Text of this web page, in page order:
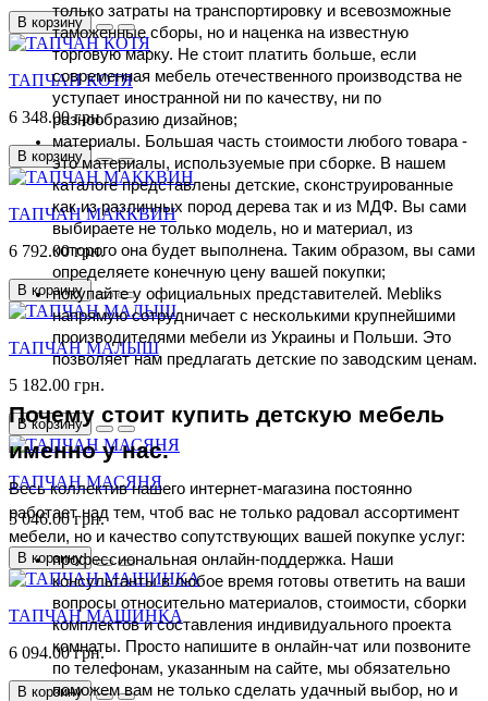
только затраты на транспортировку и всевозможные
таможенные сборы, но и наценка на известную
торговую марку. Не стоит платить больше, если
современная мебель отечественного производства не
уступает иностранной ни по качеству, ни по
разнообразию дизайнов;
материалы. Большая часть стоимости любого товара -
это материалы, используемые при сборке. В нашем
каталоге представлены детские, сконструированные
как из различных пород дерева так и из МДФ. Вы сами
выбираете не только модель, но и материал, из
которого она будет выполнена. Таким образом, вы сами
определяете конечную цену вашей покупки;
покупайте у официальных представителей. Mebliks
напрямую сотрудничает с несколькими крупнейшими
производителями мебели из Украины и Польши. Это
позволяет нам предлагать детские по заводским ценам.
Почему стоит купить детскую мебель
именно у нас.
Весь коллектив нашего интернет-магазина постоянно
работает над тем, чтоб вас не только радовал ассортимент
мебели, но и качество сопутствующих вашей покупке услуг:
профессиональная онлайн-поддержка. Наши
консультанты в любое время готовы ответить на ваши
вопросы относительно материалов, стоимости, сборки
комплектов и составления индивидуального проекта
комнаты. Просто напишите в онлайн-чат или позвоните
по телефонам, указанным на сайте, мы обязательно
поможем вам не только сделать удачный выбор, но и
В корзину
ТАПЧАН КОТЯ
6 348.00 грн.
В корзину
ТАПЧАН МАККВИН
6 792.00 грн.
В корзину
ТАПЧАН МАЛЫШ
5 182.00 грн.
В корзину
ТАПЧАН МАСЯНЯ
5 046.00 грн.
В корзину
ТАПЧАН МАШИНКА
6 094.00 грн.
В корзину